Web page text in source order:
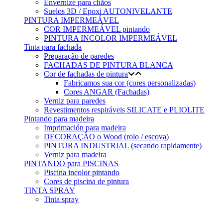
Envernize para chãos
Suelos 3D / Epoxi AUTONIVELANTE
PINTURA IMPERMEÁVEL
COR IMPERMEÁVEL pintando
PINTURA INCOLOR IMPERMEÁVEL
Tinta para fachada
Preparação de paredes
FACHADAS DE PINTURA BLANCA
Cor de fachadas de pintura
Fabricamos sua cor (cores personalizadas)
Cores ANGAR (Fachadas)
Verniz para paredes
Revestimentos respiráveis ​​SILICATE e PLIOLITE
Pintando para madeira
Imprimación para madeira
DECORAÇÃO o Wood (rolo / escova)
PINTURA INDUSTRIAL (secando rapidamente)
Verniz para madeira
PINTANDO para PISCINAS
Piscina incolor pintando
Cores de piscina de pintura
TINTA SPRAY
Tinta spray